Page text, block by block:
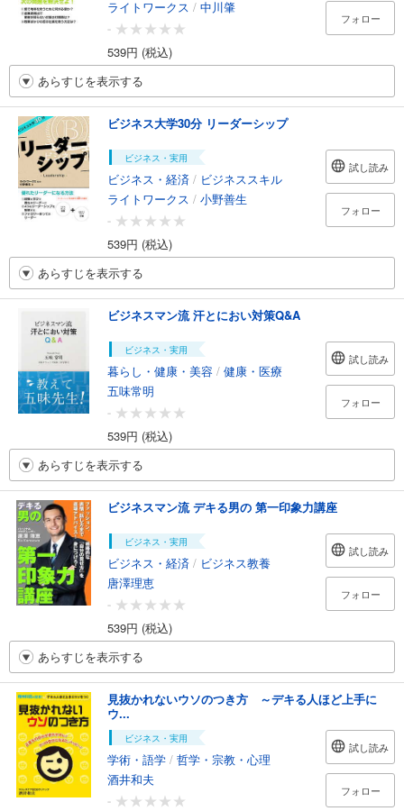
ライトワークス / 中川肇
-
539円 (税込)
フォロー
あらすじを表示する
ビジネス大学30分 リーダーシップ
ビジネス・実用
ビジネス・経済 / ビジネススキル
ライトワークス / 小野善生
-
539円 (税込)
試し読み
フォロー
あらすじを表示する
ビジネスマン流 汗とにおい対策Q&A
ビジネス・実用
暮らし・健康・美容 / 健康・医療
五味常明
-
539円 (税込)
試し読み
フォロー
あらすじを表示する
ビジネスマン流 デキる男の 第一印象力講座
ビジネス・実用
ビジネス・経済 / ビジネス教養
唐澤理恵
-
539円 (税込)
試し読み
フォロー
あらすじを表示する
見抜かれないウソのつき方 ～デキる人ほど上手に
ウ...
ビジネス・実用
学術・語学 / 哲学・宗教・心理
酒井和夫
-
試し読み
フォロー